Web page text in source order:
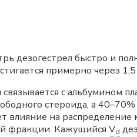
дезогестрел быстро и
примерно через
связывается с альбумином
стероида, а
влияние на
фракции. Кажущийся Vd